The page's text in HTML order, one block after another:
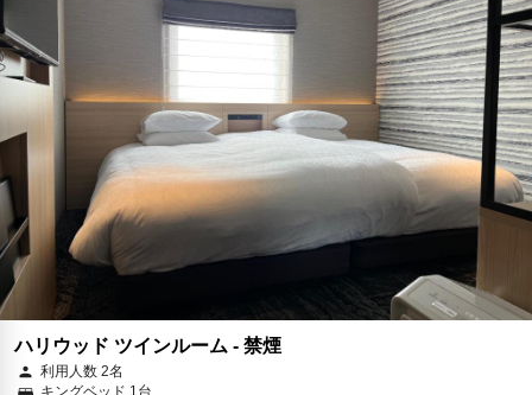
ハリウッド ツインルーム - 禁煙
利用人数 2名
キングベッド 1台